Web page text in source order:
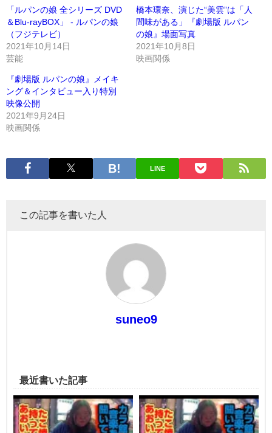
「ルパンの娘 全シリーズ DVD
＆Blu-rayBOX」 - ルパンの娘
（フジテレビ）
2021年10月14日
芸能
橋本環奈、演じた“美雲”は「人
間味がある」『劇場版 ルパン
の娘』場面写真
2021年10月8日
映画関係
『劇場版 ルパンの娘』メイキ
ング＆インタビュー入り特別
映像公開
2021年9月24日
映画関係
LINE
この記事を書いた人
suneo9
最近書いた記事